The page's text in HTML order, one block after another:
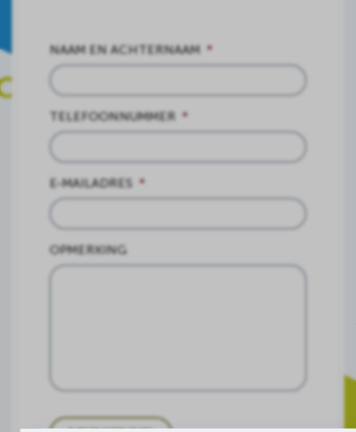
NAAM EN ACHTERNAAM *
TELEFOONNUMMER *
E-MAILADRES *
OPMERKING